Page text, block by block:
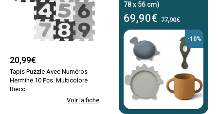
20,99€
Tapis Puzzle Avec Numéros
Hermine 10 Pcs. Multicolore
Bieco
Voir la fiche
78 x 56 cm)
69,90€ 77,90€
-10%